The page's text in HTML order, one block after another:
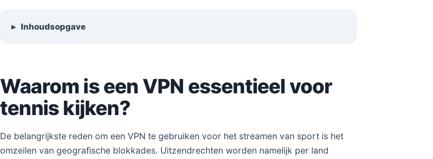
Inhoudsopgave
Waarom is een VPN essentieel voor
tennis kijken?
De belangrijkste reden om een VPN te gebruiken voor het streamen van sport is het
omzeilen van geografische blokkades. Uitzendrechten worden namelijk per land